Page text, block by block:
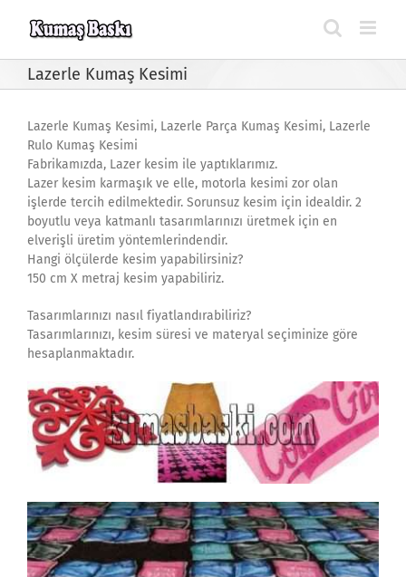
Lazerle Kumaş Kesimi
Lazerle Kumaş Kesimi, Lazerle Parça Kumaş Kesimi, Lazerle
Rulo Kumaş Kesimi
Fabrikamızda, Lazer kesim ile yaptıklarımız.
Lazer kesim karmaşık ve elle, motorla kesimi zor olan
işlerde tercih edilmektedir. Sorunsuz kesim için idealdir. 2
boyutlu veya katmanlı tasarımlarınızı üretmek için en
elverişli üretim yöntemlerindendir.
Hangi ölçülerde kesim yapabilirsiniz?
150 cm X metraj kesim yapabiliriz.
Tasarımlarınızı nasıl fiyatlandırabiliriz?
Tasarımlarınızı, kesim süresi ve materyal seçiminize göre
hesaplanmaktadır.